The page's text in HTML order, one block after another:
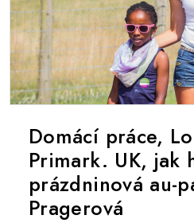
Domácí práce,
Primark. UK, jak
prázdninová au-
Pragerová